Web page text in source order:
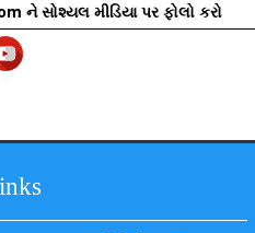
ને સોશ્યલ મીડિયા પર ફોલો કરો